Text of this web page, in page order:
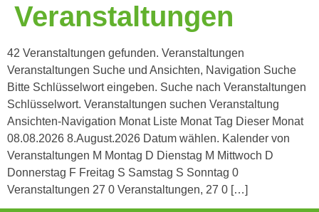
Veranstaltungen
42 Veranstaltungen gefunden. Veranstaltungen
Veranstaltungen Suche und Ansichten, Navigation Suche
Bitte Schlüsselwort eingeben. Suche nach Veranstaltungen
Schlüsselwort. Veranstaltungen suchen Veranstaltung
Ansichten-Navigation Monat Liste Monat Tag Dieser Monat
08.08.2026 8.August.2026 Datum wählen. Kalender von
Veranstaltungen M Montag D Dienstag M Mittwoch D
Donnerstag F Freitag S Samstag S Sonntag 0
Veranstaltungen 27 0 Veranstaltungen, 27 0 […]